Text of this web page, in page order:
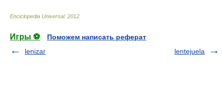
Enciclopedia Universal. 2012
Игры ⚽
Поможем написать реферат
lenizar
lentejuela